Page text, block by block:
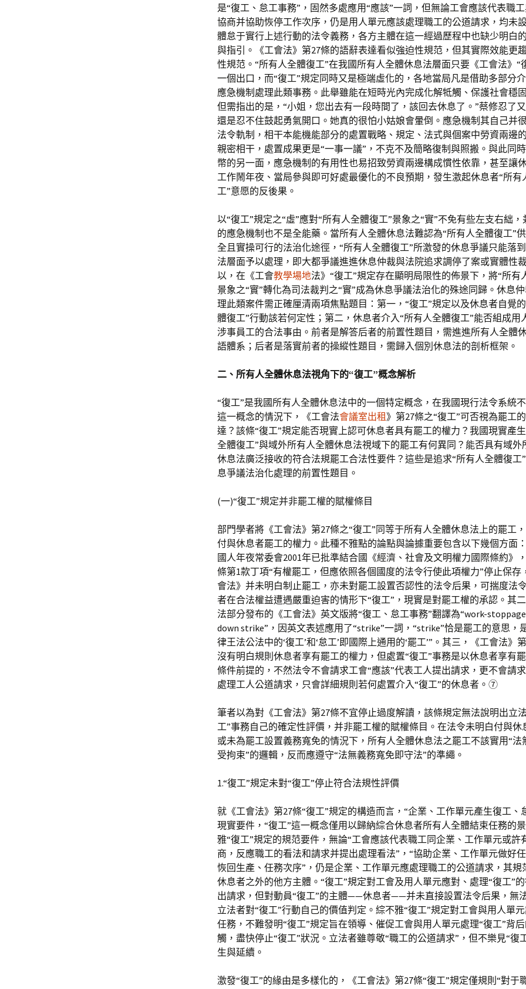
是“復工、怠工事務”，固然多處應用“應該”一詞，但無論工會應該代表職
協商并協助恢停工作次序，仍是用人單元應該處理職工的公道請求，均未
體怠于實行上述行動的法令義務，各方主體在這一經過歷程中也缺少明白
與指引。《工會法》第27條的語辭表達看似強迫性規范，但其實際效能更
性規范。“所有人全體復工”在我國所有人全體休息法層面只要《工會法》“
一個出口，而“復工”規定同時又是極端虛化的，各地當局凡是借助多部分
應急機制處理此類事務。此舉雖能在短時光內完成化解牴觸、保護社會穩
但需指出的是，“小姐，您出去有一段時間了，該回去休息了。”蔡修忍了
還是忍不住鼓起勇氣開口。她真的很怕小姑娘會暈倒。應急機制其自己并
法令軌制，相干本能機能部分的處置戰略、規定、法式與個案中勞資兩邊
親密相干，處置成果更是“一事一議”，不克不及簡略復制與照搬。與此同
幣的另一面，應急機制的有用性也易招致勞資兩邊構成慣性依靠，甚至讓
工作鬧年夜、當局參與即可好處最優化的不良預期，發生激起休息者“所有
工”意愿的反後果。
以“復工”規定之“虛”應對“所有人全體復工”景象之“實”不免有些左支右絀，
的應急機制也不是全能藥。當所有人全體休息法難認為“所有人全體復工”
全且實操可行的法治化途徑，“所有人全體復工”所激發的休息爭議只能落
法層面予以處理，即大都爭議進進休息仲裁與法院追求調停了案或實體性
以，在《工會教學場地法》“復工”規定存在顯明局限性的佈景下，將“所有
景象之“實”轉化為司法裁判之“實”成為休息爭議法治化的殊途同歸。休息
理此類案件需正確厘清兩項焦點題目：第一，“復工”規定以及休息者自覺
體復工”行動該若何定性；第二，休息者介入“所有人全體復工”能否組成用
涉事員工的合法事由。前者是解答后者的前置性題目，需進進所有人全體
語體系；后者是落實前者的操縱性題目，需歸入個別休息法的剖析框架。
二、所有人全體休息法視角下的“復工”概念解析
“復工”是我國所有人全體休息法中的一個特定概念，在我國現行法令系統
這一概念的情況下，《工會法會議室出租》第27條之“復工”可否視為罷工
達？該條“復工”規定能否現實上認可休息者具有罷工的權力？我國現實產
全體復工”與域外所有人全體休息法視域下的罷工有何異同？能否具有域外
休息法廣泛接收的符合法規罷工合法性要件？這些是追求“所有人全體復工
息爭議法治化處理的前置性題目。
(一)“復工”規定并非罷工權的賦權條目
部門學者將《工會法》第27條之“復工”同等于所有人全體休息法上的罷工
付與休息者罷工的權力。此種不雅點的論點與論據重要包含以下幾個方面
國人年夜常委會2001年已批準結合國《經濟、社會及文明權力國際條約》
條第1款丁項“有權罷工，但應依照各個國度的法令行使此項權力”停止保存
會法》并未明白制止罷工，亦未對罷工設置否認性的法令后果，可揣度法
者在合法權益遭遇嚴重迫害的情形下“復工”，現實是對罷工權的承認。其
法部分發布的《工會法》英文版將“復工、怠工事務”翻譯為“work-
down strike”，因英文表述應用了“strike”一詞，“strike”恰是罷工的意思，
律王法公法中的‘復工’和‘怠工’即國際上通用的‘罷工’”。其三，《工會法》
沒有明白規則休息者享有罷工的權力，但處置“復工”事務是以休息者享有
條件前提的，不然法令不會請求工會“應該”代表工人提出請求，更不會請
處理工人公道請求，只會詳細規則若何處置介入“復工”的休息者。⑦
筆者以為對《工會法》第27條不宜停止過度解讀，該條規定無法說明出立
工”事務自己的確定性評價，并非罷工權的賦權條目。在法令未明白付與休
或未為罷工設置義務寬免的情況下，所有人全體休息法之罷工不該實用“法
受拘束”的邏輯，反而應遵守“法無義務寬免即守法”的準繩。
1.“復工”規定未對“復工”停止符合法規性評價
就《工會法》第27條“復工”規定的構造而言，“企業、工作單元產生復工、
現實要件，“復工”這一概念僅用以歸納綜合休息者所有人全體結束任務的
雅“復工”規定的規范要件，無論“工會應該代表職工同企業、工作單元或許
商，反應職工的看法和請求并提出處理看法”，“協助企業、工作單元做好
恢回生產、任務次序”，仍是企業、工作單元應處理職工的公道請求，其規
休息者之外的他方主體。“復工”規定對工會及用人單元應對、處理“復工”
出請求，但對動員“復工”的主體——休息者——并未直接設置法令后果，無
立法者對“復工”行動自己的價值判定。綜不雅“復工”規定對工會與用人單
任務，不難發明“復工”規定旨在領導、催促工會與用人單元處理“復工”背
觸，盡快停止“復工”狀況。立法者雖尊敬“職工的公道請求”，但不樂見“復
生與延續。
激發“復工”的緣由是多樣化的，《工會法》第27條“復工”規定僅規則“對于